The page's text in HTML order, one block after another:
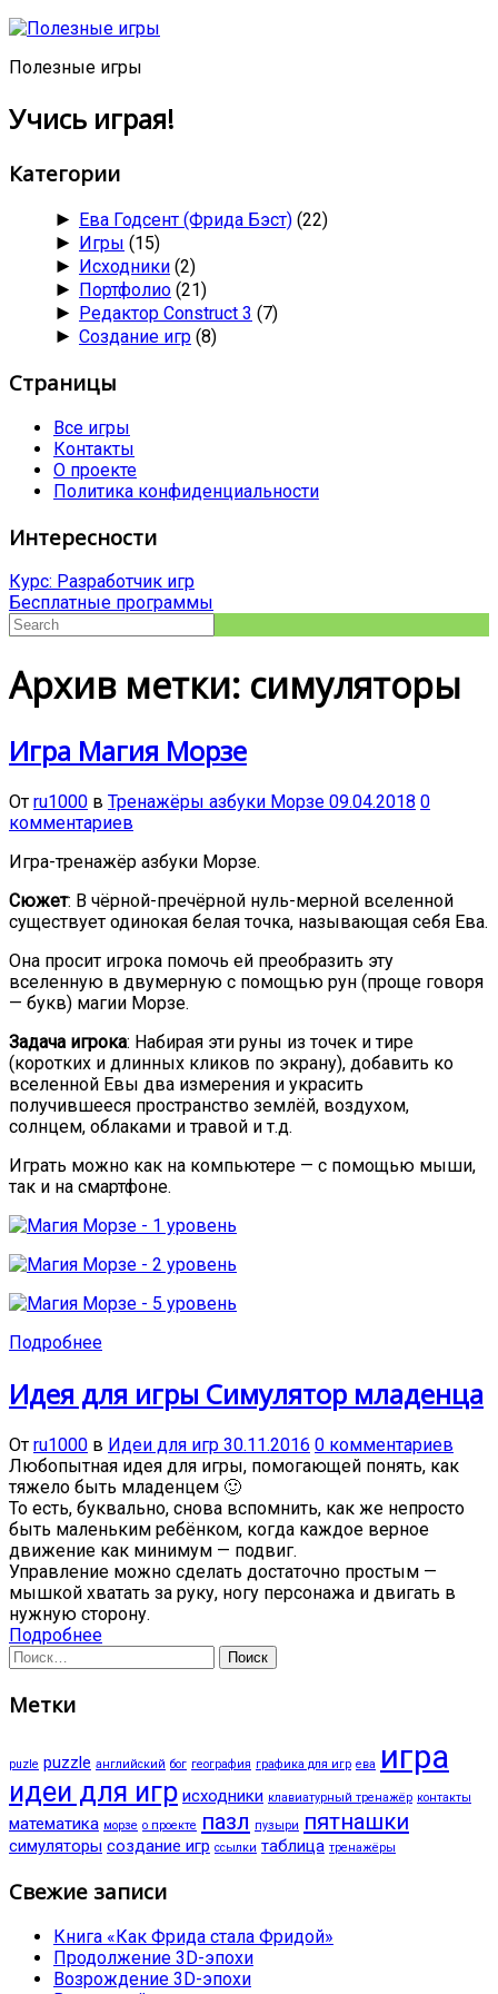
Полезные игры
Учись играя!
Категории
► Ева Годсент (Фрида Бэст) (22)
► Игры (15)
► Исходники (2)
► Портфолио (21)
► Редактор Construct 3 (7)
► Создание игр (8)
Страницы
Все игры
Контакты
О проекте
Политика конфиденциальности
Интересности
Курс: Разработчик игр
Бесплатные программы
Архив метки: симуляторы
Игра Магия Морзе
От ru1000 в Тренажёры азбуки Морзе 09.04.2018 0
комментариев
Игра-тренажёр азбуки Морзе.
Сюжет: В чёрной-пречёрной нуль-мерной вселенной
существует одинокая белая точка, называющая себя Ева.
Она просит игрока помочь ей преобразить эту
вселенную в двумерную с помощью рун (проще говоря
— букв) магии Морзе.
Задача игрока: Набирая эти руны из точек и тире
(коротких и длинных кликов по экрану), добавить ко
вселенной Евы два измерения и украсить
получившееся пространство землёй, воздухом,
солнцем, облаками и травой и т.д.
Играть можно как на компьютере — с помощью мыши,
так и на смартфоне.
Подробнее
Идея для игры Симулятор младенца
От ru1000 в Идеи для игр 30.11.2016 0 комментариев
Любопытная идея для игры, помогающей понять, как
тяжело быть младенцем 🙂
То есть, буквально, снова вспомнить, как же непросто
быть маленьким ребёнком, когда каждое верное
движение как минимум — подвиг.
Управление можно сделать достаточно простым —
мышкой хватать за руку, ногу персонажа и двигать в
нужную сторону.
Подробнее
Найти:
Метки
puzle puzzle английский бог география графика для игр ева игра
идеи для игр исходники клавиатурный тренажёр контакты
математика морзе о проекте пазл пузыри пятнашки
симуляторы создание игр ссылки таблица тренажёры
Свежие записи
Книга «Как Фрида стала Фридой»
Продолжение 3D-эпохи
Возрождение 3D-эпохи